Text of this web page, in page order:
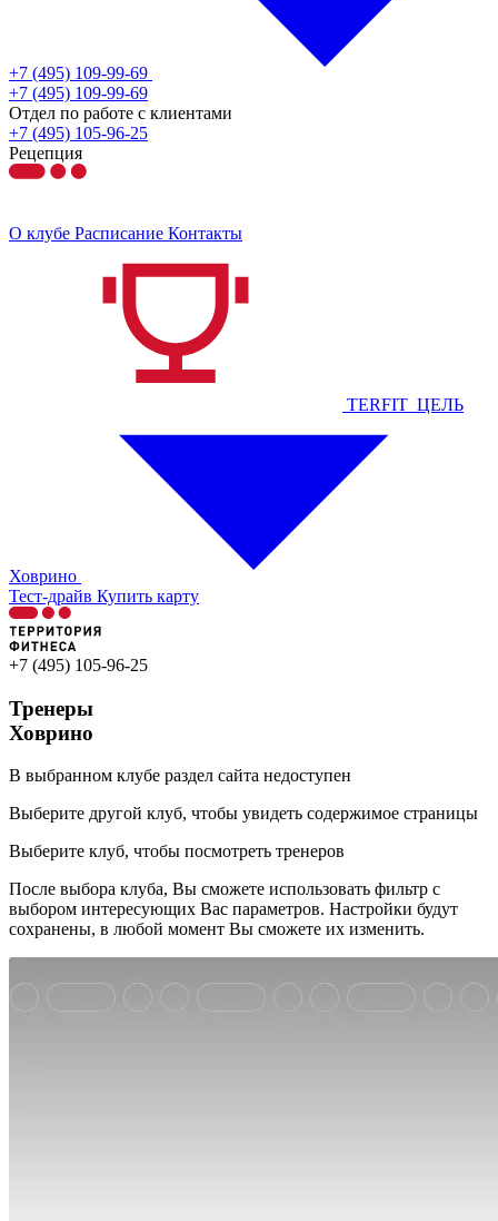
+7 (495) 109-99-69
+7 (495) 109-99-69
Отдел по работе с клиентами
+7 (495) 105-96-25
Рецепция
О клубе Расписание Контакты
TERFIT_ЦЕЛЬ
Ховрино
Тест-драйв Купить карту
+7 (495) 105-96-25
Тренеры
Ховрино
В выбранном клубе раздел сайта недоступен
Выберите другой клуб, чтобы увидеть содержимое страницы
Выберите клуб, чтобы посмотреть тренеров
После выбора клуба, Вы сможете использовать фильтр с
выбором интересующих Вас параметров. Настройки будут
сохранены, в любой момент Вы сможете их изменить.